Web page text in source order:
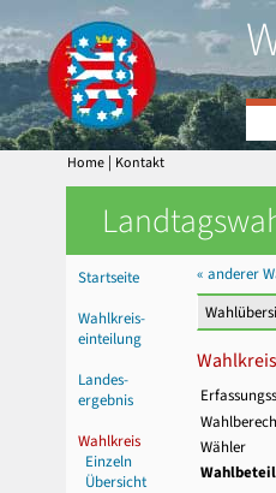
Home | Kontakt
Startseite
Wahlkreis-
einteilung
Landes-
ergebnis
Wahlkreis
Einzeln
Übersicht
« anderer
Wähler